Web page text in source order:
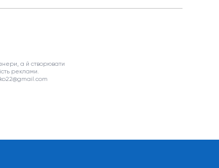
а й створювати
реклами.